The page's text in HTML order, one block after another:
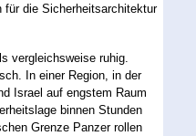
für die Sicherheitsarchitektur
vergleichsweise ruhig.
In einer Region, in der
Israel auf engstem Raum
binnen Stunden
Grenze Panzer rollen